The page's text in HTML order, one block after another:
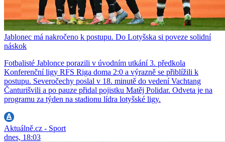
Jablonec má nakročeno k postupu. Do Lotyšska si poveze solidní
náskok
Fotbalisté Jablonce porazili v úvodním utkání 3. předkola
Konferenční ligy RFS Riga doma 2:0 a výrazně se přiblížili k
postupu. Severočechy poslal v 18. minutě do vedení Vachtang
Čanturišvili a po pauze přidal pojistku Matěj Polidar. Odveta je na
programu za týden na stadionu lídra lotyšské ligy.
Aktuálně.cz - Sport
dnes, 18:03